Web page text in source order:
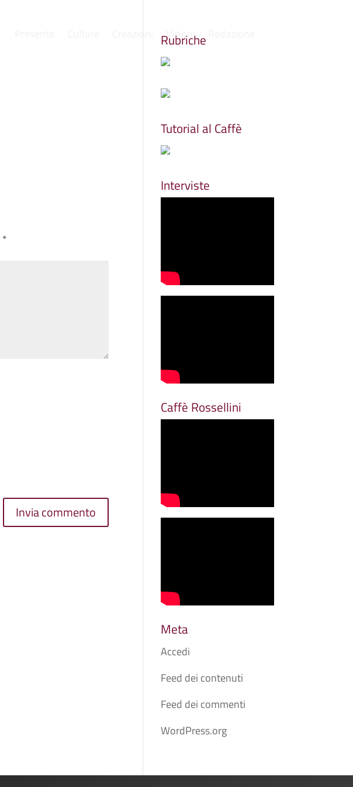
Visioni
*
Rubriche
Tutorial al Caffè
Interviste
Caffè Rossellini
Meta
Accedi
Feed dei contenuti
Feed dei commenti
WordPress.org